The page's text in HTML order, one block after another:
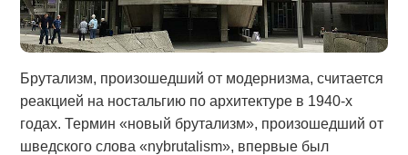
Брутализм, произошедший от модернизма, считается
реакцией на ностальгию по архитектуре в 1940-х
годах. Термин «новый брутализм», произошедший от
шведского слова «nybrutalism», впервые был